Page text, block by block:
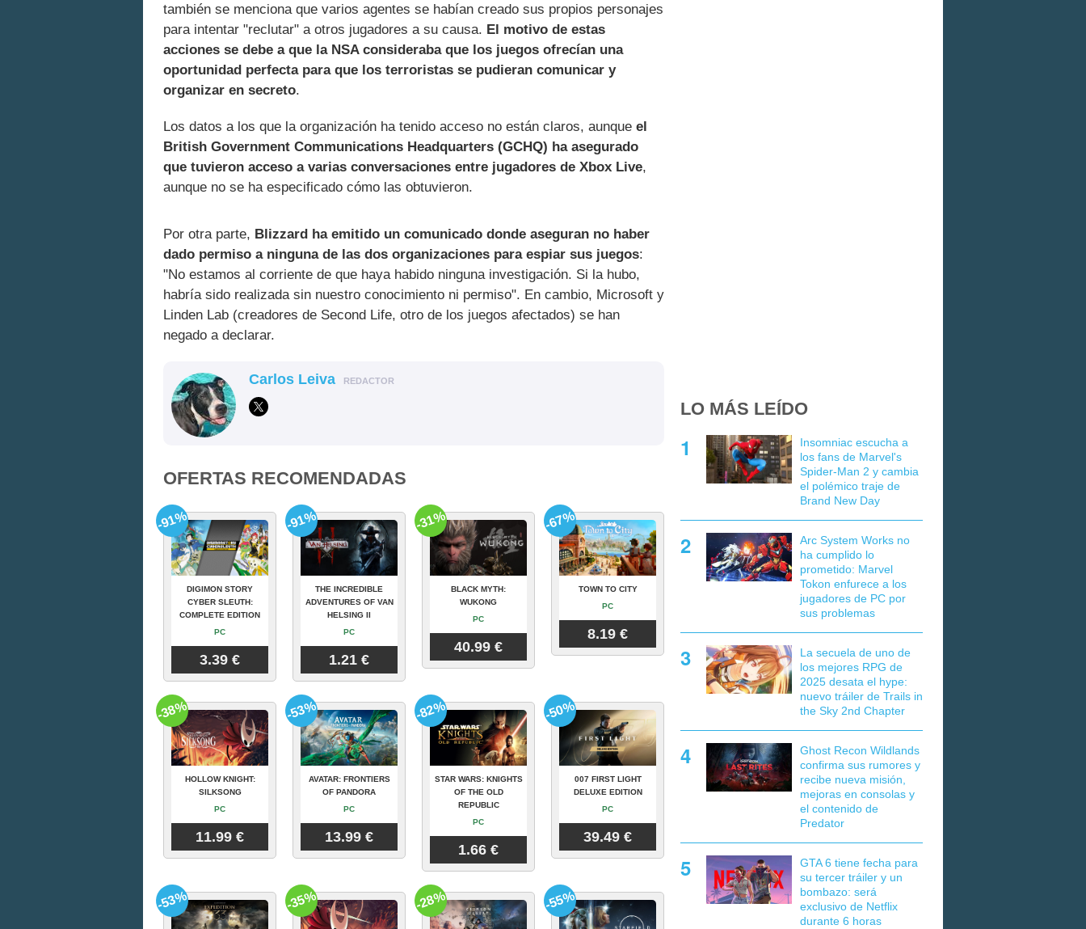
también se menciona que varios agentes se habían creado sus propios personajes
para intentar "reclutar" a otros jugadores a su causa. El motivo de estas
acciones se debe a que la NSA consideraba que los juegos ofrecían una
oportunidad perfecta para que los terroristas se pudieran comunicar y
organizar en secreto.
Los datos a los que la organización ha tenido acceso no están claros, aunque el
British Government Communications Headquarters (GCHQ) ha asegurado
que tuvieron acceso a varias conversaciones entre jugadores de Xbox Live,
aunque no se ha especificado cómo las obtuvieron.
Por otra parte, Blizzard ha emitido un comunicado donde aseguran no haber
dado permiso a ninguna de las dos organizaciones para espiar sus juegos:
"No estamos al corriente de que haya habido ninguna investigación. Si la hubo,
habría sido realizada sin nuestro conocimiento ni permiso". En cambio, Microsoft y
Linden Lab (creadores de Second Life, otro de los juegos afectados) se han
negado a declarar.
Carlos Leiva REDACTOR
OFERTAS RECOMENDADAS
DIGIMON STORY
CYBER SLEUTH:
COMPLETE EDITION
PC
3.39 €
-91%
THE INCREDIBLE
ADVENTURES OF VAN
HELSING II
PC
1.21 €
-91%
BLACK MYTH:
WUKONG
PC
40.99 €
-31%
TOWN TO CITY
PC
8.19 €
-67%
HOLLOW KNIGHT:
SILKSONG
PC
11.99 €
-38%
AVATAR: FRONTIERS
OF PANDORA
PC
13.99 €
-53%
STAR WARS: KNIGHTS
OF THE OLD
REPUBLIC
PC
1.66 €
-82%
007 FIRST LIGHT
DELUXE EDITION
PC
39.49 €
-50%
-53% -35% -28% -55%
LO MÁS LEÍDO
Insomniac escucha a
los fans de Marvel's
Spider-Man 2 y cambia
el polémico traje de
Brand New Day
Arc System Works no
ha cumplido lo
prometido: Marvel
Tokon enfurece a los
jugadores de PC por
sus problemas
La secuela de uno de
los mejores RPG de
2025 desata el hype:
nuevo tráiler de Trails in
the Sky 2nd Chapter
Ghost Recon Wildlands
confirma sus rumores y
recibe nueva misión,
mejoras en consolas y
el contenido de
Predator
GTA 6 tiene fecha para
su tercer tráiler y un
bombazo: será
exclusivo de Netflix
durante 6 horas